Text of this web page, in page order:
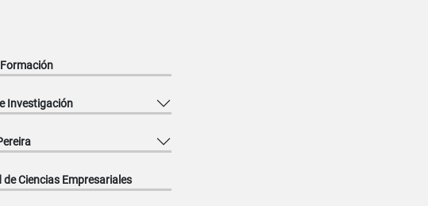
Investigación
de Ciencias Empresariales